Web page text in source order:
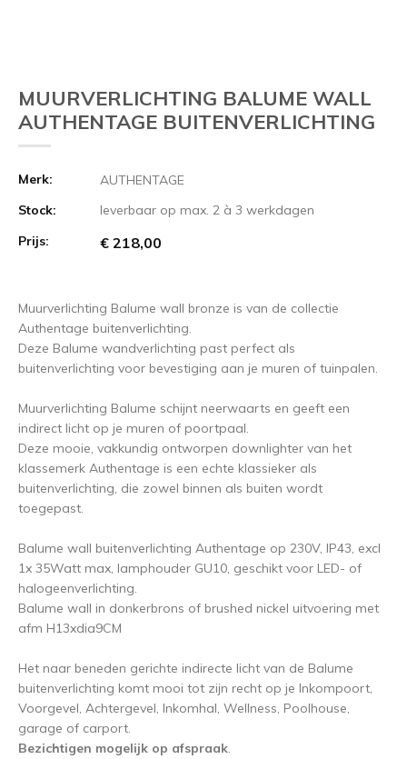
MUURVERLICHTING BALUME WALL
AUTHENTAGE BUITENVERLICHTING
Merk:
AUTHENTAGE
Stock:
leverbaar op max. 2 à 3 werkdagen
Prijs:
€ 218,00
Muurverlichting Balume wall bronze is van de collectie
Authentage buitenverlichting.
Deze Balume wandverlichting past perfect als
buitenverlichting voor bevestiging aan je muren of tuinpalen.
Muurverlichting Balume schijnt neerwaarts en geeft een
indirect licht op je muren of poortpaal.
Deze mooie, vakkundig ontworpen downlighter van het
klassemerk Authentage is een echte klassieker als
buitenverlichting, die zowel binnen als buiten wordt
toegepast.
Balume wall buitenverlichting Authentage op 230V, IP43, excl
1x 35Watt max, lamphouder GU10, geschikt voor LED- of
halogeenverlichting.
Balume wall in donkerbrons of brushed nickel uitvoering met
afm H13xdia9CM
Het naar beneden gerichte indirecte licht van de Balume
buitenverlichting komt mooi tot zijn recht op je Inkompoort,
Voorgevel, Achtergevel, Inkomhal, Wellness, Poolhouse,
garage of carport.
Bezichtigen mogelijk op afspraak